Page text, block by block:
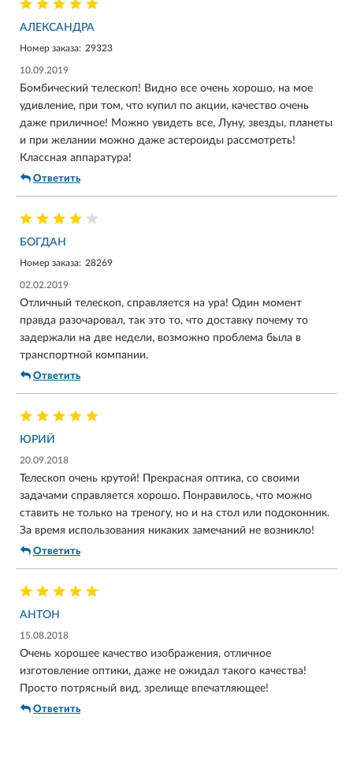
АЛЕКСАНДРА
Номер заказа: 29323
10.09.2019
Бомбический телескоп! Видно все очень хорошо, на мое
удивление, при том, что купил по акции, качество очень
даже приличное! Можно увидеть все, Луну, звезды, планеты
и при желании можно даже астероиды рассмотреть!
Классная аппаратура!
Ответить
БОГДАН
Номер заказа: 28269
02.02.2019
Отличный телескоп, справляется на ура! Один момент
правда разочаровал, так это то, что доставку почему то
задержали на две недели, возможно проблема была в
транспортной компании.
Ответить
ЮРИЙ
20.09.2018
Телескоп очень крутой! Прекрасная оптика, со своими
задачами справляется хорошо. Понравилось, что можно
ставить не только на треногу, но и на стол или подоконник.
За время использования никаких замечаний не возникло!
Ответить
АНТОН
15.08.2018
Очень хорошее качество изображения, отличное
изготовление оптики, даже не ожидал такого качества!
Просто потрясный вид, зрелище впечатляющее!
Ответить